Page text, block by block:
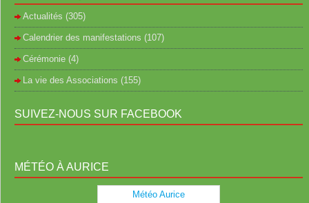
Actualités (305)
Calendrier des manifestations (107)
Cérémonie (4)
La vie des Associations (155)
SUIVEZ-NOUS SUR FACEBOOK
MÉTÉO À AURICE